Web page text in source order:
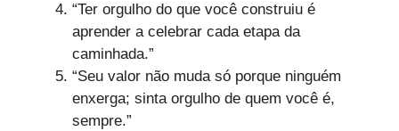
“Ter orgulho do que você construiu é
aprender a celebrar cada etapa da
caminhada.”
“Seu valor não muda só porque ninguém
enxerga; sinta orgulho de quem você é,
sempre.”